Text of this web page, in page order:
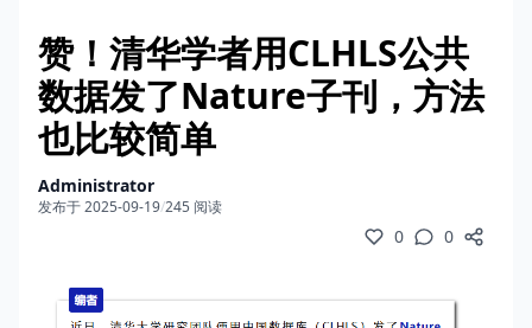
赞！清华学者用CLHLS公共
数据发了Nature子刊，方法
也比较简单
Administrator
发布于 2025-09-19/245 阅读
0 0